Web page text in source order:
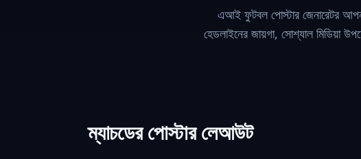
এআই ফুটবল পোস্টার জেনারেটর
হেডলাইনের জায়গা, সোশ্যাল মিডিয়া
ম্যাচডের পোস্টার লেআউট